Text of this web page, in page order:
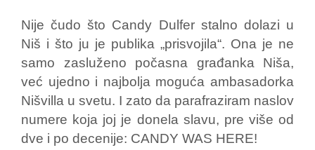
Nije čudo što Candy Dulfer stalno dolazi u
Niš i što ju je publika „prisvojila“. Ona je ne
samo zasluženo počasna građanka Niša,
već ujedno i najbolja moguća ambasadorka
Nišvilla u svetu. I zato da parafraziram naslov
numere koja joj je donela slavu, pre više od
dve i po decenije: CANDY WAS HERE!